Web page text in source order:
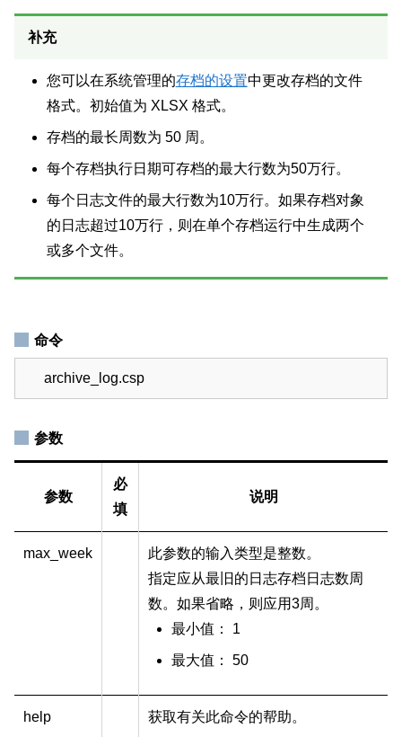
补充
您可以在系统管理的存档的设置中更改存档的文件
格式。初始值为 XLSX 格式。
存档的最长周数为 50 周。
每个存档执行日期可存档的最大行数为50万行。
每个日志文件的最大行数为10万行。如果存档对象
的日志超过10万行，则在单个存档运行中生成两个
或多个文件。
命令
archive_log.csp
参数
参数
必
填
说明
max_week
此参数的输入类型是整数。
指定应从最旧的日志存档日志数周
数。如果省略，则应用3周。
最小值： 1
最大值： 50
help 获取有关此命令的帮助。